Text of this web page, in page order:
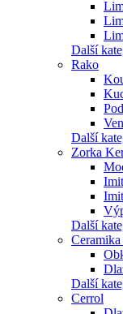
Další
Rako
Další
Zorka
Další
Další
Cerrol